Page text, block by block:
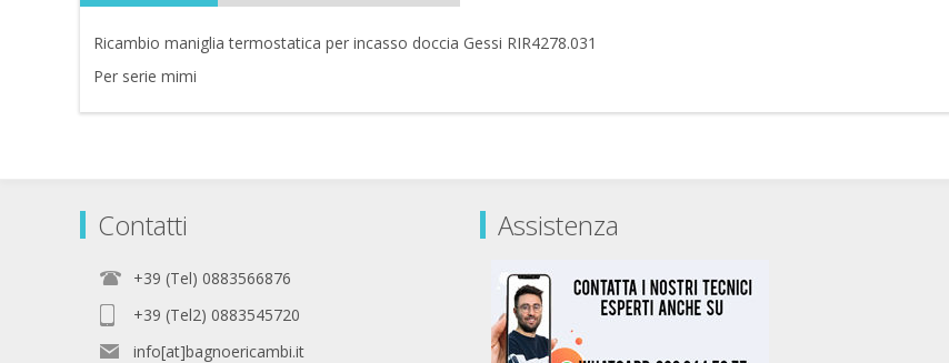
Ricambio maniglia termostatica per incasso doccia Gessi RIR4278.031
Per serie mimi
Contatti
+39 (Tel) 0883566876
+39 (Tel2) 0883545720
info[at]bagnoericambi.it
Assistenza